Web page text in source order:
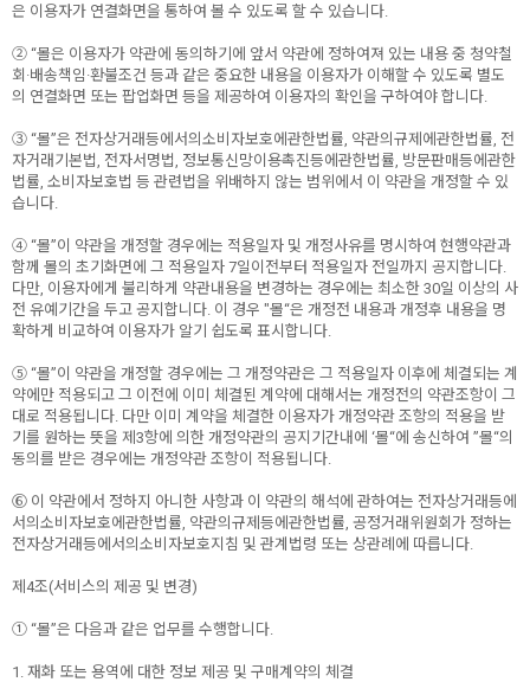
은 이용자가 연결화면을 통하여 볼 수 있도록 할 수 있습니다.
② “몰은 이용자가 약관에 동의하기에 앞서 약관에 정하여져 있는 내용 중 청약철
회·배송책임·환불조건 등과 같은 중요한 내용을 이용자가 이해할 수 있도록 별도
의 연결화면 또는 팝업화면 등을 제공하여 이용자의 확인을 구하여야 합니다.
③ “몰”은 전자상거래등에서의소비자보호에관한법률, 약관의규제에관한법률, 전
자거래기본법, 전자서명법, 정보통신망이용촉진등에관한법률, 방문판매등에관한
법률, 소비자보호법 등 관련법을 위배하지 않는 범위에서 이 약관을 개정할 수 있
습니다.
④ “몰”이 약관을 개정할 경우에는 적용일자 및 개정사유를 명시하여 현행약관과
함께 몰의 초기화면에 그 적용일자 7일이전부터 적용일자 전일까지 공지합니다.
다만, 이용자에게 불리하게 약관내용을 변경하는 경우에는 최소한 30일 이상의 사
전 유예기간을 두고 공지합니다. 이 경우 "몰“은 개정전 내용과 개정후 내용을 명
확하게 비교하여 이용자가 알기 쉽도록 표시합니다.
⑤ “몰”이 약관을 개정할 경우에는 그 개정약관은 그 적용일자 이후에 체결되는 계
약에만 적용되고 그 이전에 이미 체결된 계약에 대해서는 개정전의 약관조항이 그
대로 적용됩니다. 다만 이미 계약을 체결한 이용자가 개정약관 조항의 적용을 받
기를 원하는 뜻을 제3항에 의한 개정약관의 공지기간내에 ‘몰“에 송신하여 ”몰“의
동의를 받은 경우에는 개정약관 조항이 적용됩니다.
⑥ 이 약관에서 정하지 아니한 사항과 이 약관의 해석에 관하여는 전자상거래등에
서의소비자보호에관한법률, 약관의규제등에관한법률, 공정거래위원회가 정하는
전자상거래등에서의소비자보호지침 및 관계법령 또는 상관례에 따릅니다.
제4조(서비스의 제공 및 변경)
① “몰”은 다음과 같은 업무를 수행합니다.
1. 재화 또는 용역에 대한 정보 제공 및 구매계약의 체결